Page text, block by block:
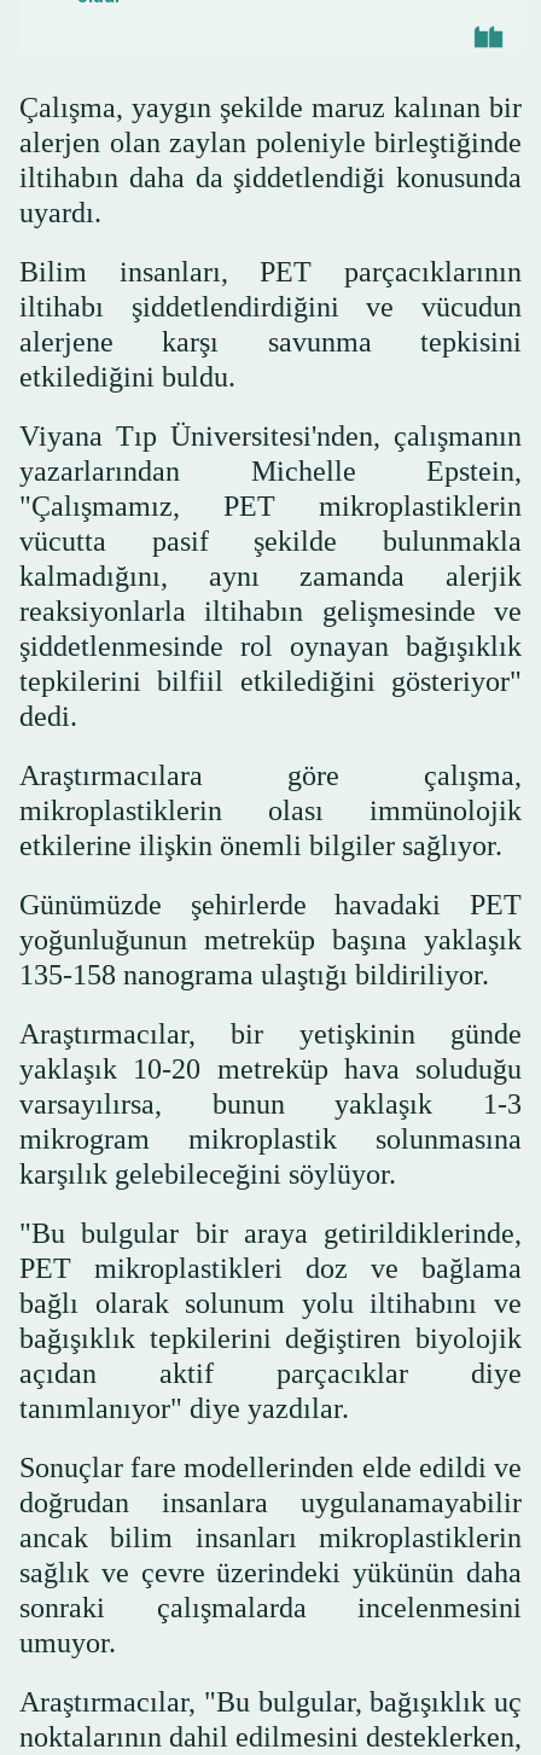
Çalışma, yaygın şekilde maruz kalınan bir
alerjen olan zaylan poleniyle birleştiğinde
iltihabın daha da şiddetlendiği konusunda
uyardı.
Bilim insanları, PET parçacıklarının
iltihabı şiddetlendirdiğini ve vücudun
alerjene karşı savunma tepkisini
etkilediğini buldu.
Viyana Tıp Üniversitesi'nden, çalışmanın
yazarlarından Michelle Epstein,
"Çalışmamız, PET mikroplastiklerin
vücutta pasif şekilde bulunmakla
kalmadığını, aynı zamanda alerjik
reaksiyonlarla iltihabın gelişmesinde ve
şiddetlenmesinde rol oynayan bağışıklık
tepkilerini bilfiil etkilediğini gösteriyor"
dedi.
Araştırmacılara göre çalışma,
mikroplastiklerin olası immünolojik
etkilerine ilişkin önemli bilgiler sağlıyor.
Günümüzde şehirlerde havadaki PET
yoğunluğunun metreküp başına yaklaşık
135-158 nanograma ulaştığı bildiriliyor.
Araştırmacılar, bir yetişkinin günde
yaklaşık 10-20 metreküp hava soluduğu
varsayılırsa, bunun yaklaşık 1-3
mikrogram mikroplastik solunmasına
karşılık gelebileceğini söylüyor.
"Bu bulgular bir araya getirildiklerinde,
PET mikroplastikleri doz ve bağlama
bağlı olarak solunum yolu iltihabını ve
bağışıklık tepkilerini değiştiren biyolojik
açıdan aktif parçacıklar diye
tanımlanıyor" diye yazdılar.
Sonuçlar fare modellerinden elde edildi ve
doğrudan insanlara uygulanamayabilir
ancak bilim insanları mikroplastiklerin
sağlık ve çevre üzerindeki yükünün daha
sonraki çalışmalarda incelenmesini
umuyor.
Araştırmacılar, "Bu bulgular, bağışıklık uç
noktalarının dahil edilmesini desteklerken,